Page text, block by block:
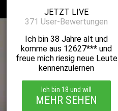
JETZT LIVE
371 User-Bewertungen
Ich bin 38 Jahre alt und
komme aus 12627*** und
freue mich riesig neue Leute
kennenzulernen
Ich bin 18 und will
MEHR SEHEN